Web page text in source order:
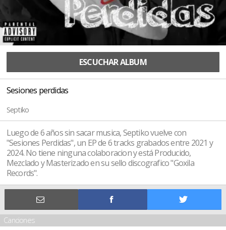
ESCUCHAR ALBUM
Sesiones perdidas
Septiko
Luego de 6 años sin sacar musica, Septiko vuelve con
"Sesiones Perdidas", un EP de 6 tracks grabados entre 2021 y
2024. No tiene ninguna colaboracion y está Producido,
Mezclado y Masterizado en su sello discografico "Goxila
Records".
Canciones